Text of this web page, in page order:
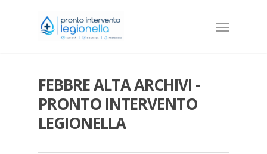
FEBBRE ALTA ARCHIVI -
PRONTO INTERVENTO
LEGIONELLA